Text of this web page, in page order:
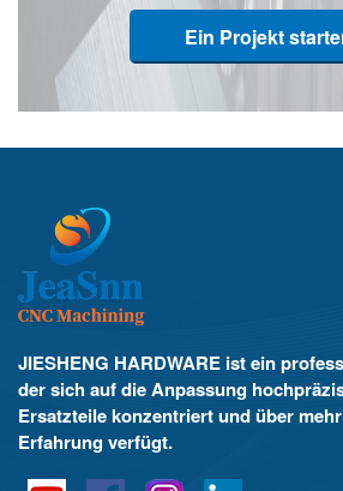
Ein Projekt
JIESHENG HARDWARE ist ein
der sich auf die Anpassung
Ersatzteile konzentriert und über
Erfahrung verfügt.